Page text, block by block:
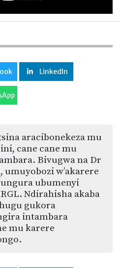
LinkedIn
aracibonekeza mu
cane cane mu
Bivugwa na Dr
umuyobozi w’akarere
ubumenyi
Ndirahisha akaba
gukora
intambara
mu karere